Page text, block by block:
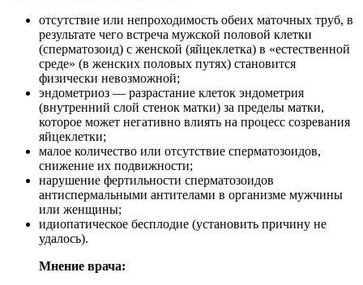
отсутствие или непроходимость обеих маточных труб, в
результате чего встреча мужской половой клетки
(сперматозоид) с женской (яйцеклетка) в «естественной
среде» (в женских половых путях) становится
физически невозможной;
эндометриоз — разрастание клеток эндометрия
(внутренний слой стенок матки) за пределы матки,
которое может негативно влиять на процесс созревания
яйцеклетки;
малое количество или отсутствие сперматозоидов,
снижение их подвижности;
нарушение фертильности сперматозоидов
антиспермальными антителами в организме мужчины
или женщины;
идиопатическое бесплодие (установить причину не
удалось).
Мнение врача: